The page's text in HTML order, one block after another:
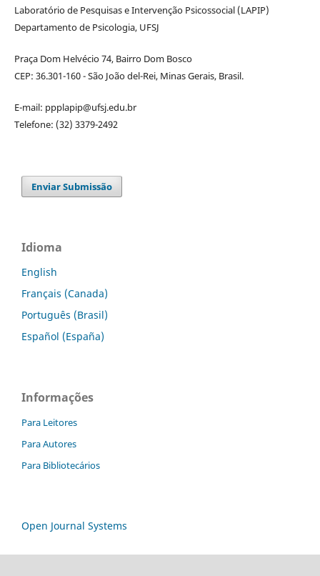
Laboratório de Pesquisas e Intervenção Psicossocial (LAPIP)
Departamento de Psicologia, UFSJ
Praça Dom Helvécio 74, Bairro Dom Bosco
CEP: 36.301-160 - São João del-Rei, Minas Gerais, Brasil.
E-mail: ppplapip@ufsj.edu.br
Telefone: (32) 3379-2492
Enviar Submissão
Idioma
English
Français (Canada)
Português (Brasil)
Español (España)
Informações
Para Leitores
Para Autores
Para Bibliotecários
Open Journal Systems